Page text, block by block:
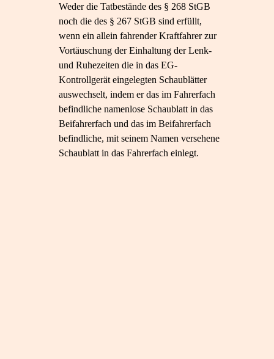
Weder die Tatbestände des § 268 StGB
noch die des § 267 StGB sind erfüllt,
wenn ein allein fahrender Kraftfahrer zur
Vortäuschung der Einhaltung der Lenk-
und Ruhezeiten die in das EG-
Kontrollgerät eingelegten Schaublätter
auswechselt, indem er das im Fahrerfach
befindliche namenlose Schaublatt in das
Beifahrerfach und das im Beifahrerfach
befindliche, mit seinem Namen versehene
Schaublatt in das Fahrerfach einlegt.